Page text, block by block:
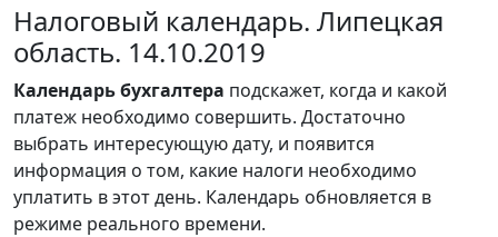
Налоговый календарь. Липецкая
область. 14.10.2019
Календарьбухгалтера подскажет, когда и какой
платеж необходимо совершить. Достаточно
выбрать интересующую дату, и появится
информация о том, какие налоги необходимо
уплатить в этот день. Календарь обновляется в
режиме реального времени.